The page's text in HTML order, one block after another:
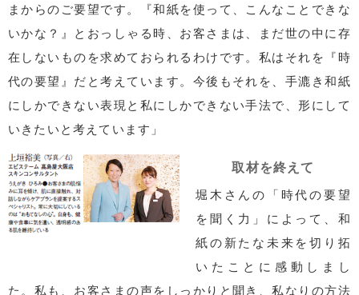
まからのご要望です。『和紙を使って、こんなことできな
いかな？』とおっしゃる時、お客さまは、まだ世の中に存
在しないものを求めておられるわけです。私はそれを『時
代の要望』だと考えています。今後もそれを、手漉き和紙
にしかできない表現と私にしかできない手法で、形にして
いきたいと考えています」
取材を終えて
堀木さんの「時代の要望
を聞く力」によって、和
紙の新たな未来を切り拓
いたことに感動しまし
た。私も、お客さまの声をしっかりと聞き、私なりの方法